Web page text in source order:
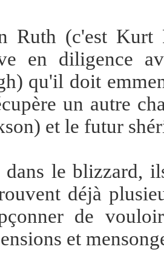
Ruth (c'est Kurt
en diligence
qu'il doit
un autre
et le futur
dans le blizzard,
déjà
de
et